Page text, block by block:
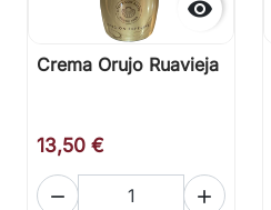

Crema Orujo Ruavieja
13,50 €
 